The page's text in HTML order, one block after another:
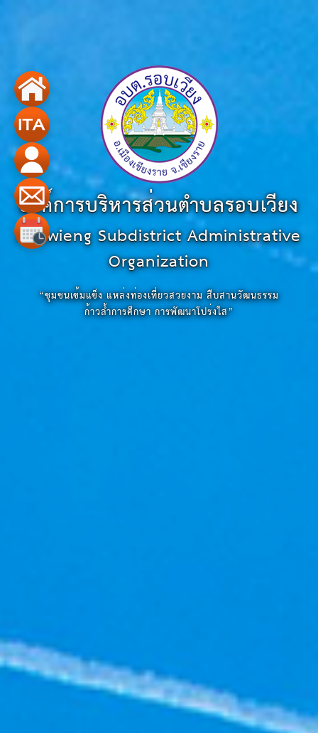
องค์การบริหารส่วนตำบลรอบเวียง
Robwieng Subdistrict Administrative
Organization
“ชุมชนเข้มแข็ง แหล่งท่องเที่ยวสวยงาม สืบสานวัฒนธรรม
ก้าวล้ำการศึกษา การพัฒนาโปร่งใส”